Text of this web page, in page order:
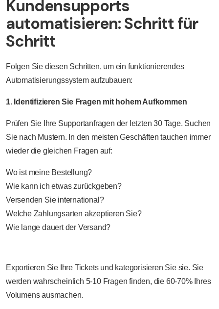
Kundensupports
automatisieren: Schritt für
Schritt
Folgen Sie diesen Schritten, um ein funktionierendes
Automatisierungssystem aufzubauen:
1. Identifizieren Sie Fragen mit hohem Aufkommen
Prüfen Sie Ihre Supportanfragen der letzten 30 Tage. Suchen
Sie nach Mustern. In den meisten Geschäften tauchen immer
wieder die gleichen Fragen auf:
Wo ist meine Bestellung?
Wie kann ich etwas zurückgeben?
Versenden Sie international?
Welche Zahlungsarten akzeptieren Sie?
Wie lange dauert der Versand?
Exportieren Sie Ihre Tickets und kategorisieren Sie sie. Sie
werden wahrscheinlich 5-10 Fragen finden, die 60-70% Ihres
Volumens ausmachen.